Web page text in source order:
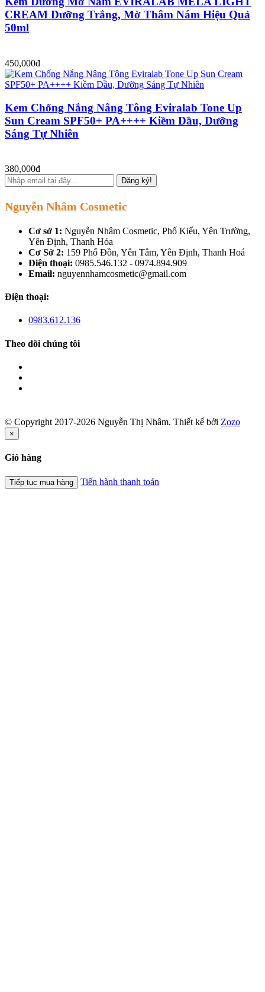
CREAM Dưỡng Trắng, Mờ Thâm Nám Hiệu Quả
50ml
450,000đ
Kem Chống Nắng Nâng Tông Eviralab Tone Up
Sun Cream SPF50+ PA++++ Kiềm Dầu, Dưỡng
Sáng Tự Nhiên
380,000đ
Đăng ký!
Nguyễn Nhâm Cosmetic
Cơ sở 1: Nguyễn Nhâm Cosmetic, Phố Kiểu, Yên Trường,
Yên Định, Thanh Hóa
Cơ Sở 2: 159 Phố Đồn, Yên Tâm, Yên Định, Thanh Hoá
Điện thoại: 0985.546.132 - 0974.894.909
Email: nguyennhamcosmetic@gmail.com
Điện thoại:
0983.612.136
Theo dõi chúng tôi
© Copyright 2017-2026 Nguyễn Thị Nhâm. Thiết kế bởi Zozo
×
Giỏ hàng
Tiếp tục mua hàng Tiến hành thanh toán